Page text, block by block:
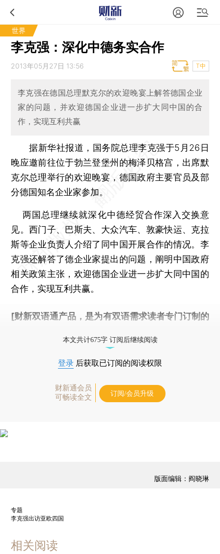
世界
李克强：深化中德务实合作
2013年05月27日 13:56 T中
李克强在德国总理默克尔的欢迎晚宴上解答德国企业
家的问题，并欢迎德国企业进一步扩大同中国的合
作，实现互利共赢
据新华社报道，国务院总理李克强于5月26日
晚应邀前往位于勃兰登堡州的梅泽贝格宫，出席默
克尔总理举行的欢迎晚宴，德国政府主要官员及部
分德国知名企业家参加。
两国总理继续就深化中德经贸合作深入交换意
见。西门子、巴斯夫、大众汽车、敦豪快运、克拉
斯等企业负责人介绍了同中国开展合作的情况。李
克强还解答了德企业家提出的问题，阐明中国政府
相关政策主张，欢迎德国企业进一步扩大同中国的
合作，实现互利共赢。
[财新双语通产品，是为有双语需求读者专门订制的
本文共计675字 订阅后继续阅读
登录 后获取已订阅的阅读权限
财新通会员
可畅读全文
订阅/会员升级
版面编辑：阎晓琳
专题
李克强出访亚欧四国
相关阅读